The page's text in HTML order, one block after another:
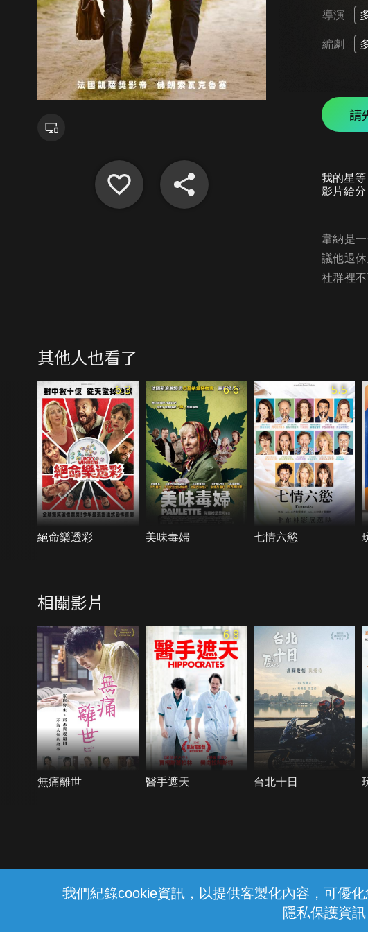
我們紀錄cookie資訊，以提供客製化內容，可優
隱私保護資
導演
編劇
請
我的星等
影片給分
韋納是
議他退
社群裡不
其他人也看了
6.3
絕命樂透彩
6.6
美味毒婦
5.5
七情六慾
相關影片
無痛離世
6.8
醫手遮天 台北十日
中華電信股